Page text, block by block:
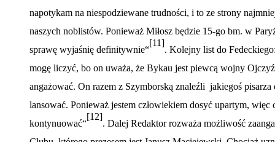
napotykam na niespodziewane trudności, i to ze strony
naszych noblistów. Ponieważ Miłosz będzie 15-go bm. w
sprawę wyjaśnię definitywnie“
[11]
. Kolejny list do
mogę liczyć, bo on uważa, że Bykau jest piewcą wojny
angażować. On razem z Szymborską znaleźli jakiegoś pisarza
lansować. Ponieważ jestem człowiekiem dosyć upartym, więc
kontynuować“
[12]
. Dalej Redaktor rozważa możliwość